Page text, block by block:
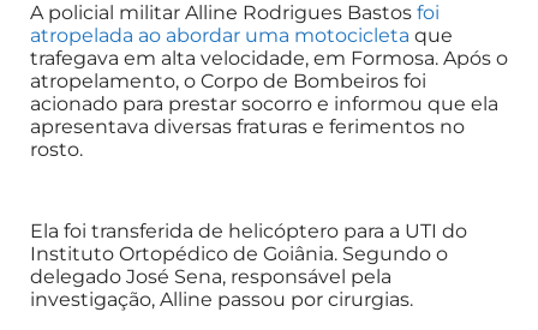
A policial militar Alline Rodrigues Bastos foi
atropelada ao abordar uma motocicleta que
trafegava em alta velocidade, em Formosa. Após o
atropelamento, o Corpo de Bombeiros foi
acionado para prestar socorro e informou que ela
apresentava diversas fraturas e ferimentos no
rosto.
Ela foi transferida de helicóptero para a UTI do
Instituto Ortopédico de Goiânia. Segundo o
delegado José Sena, responsável pela
investigação, Alline passou por cirurgias.